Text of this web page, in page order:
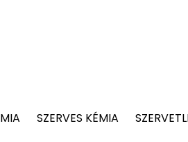
SZERVES KÉMIA